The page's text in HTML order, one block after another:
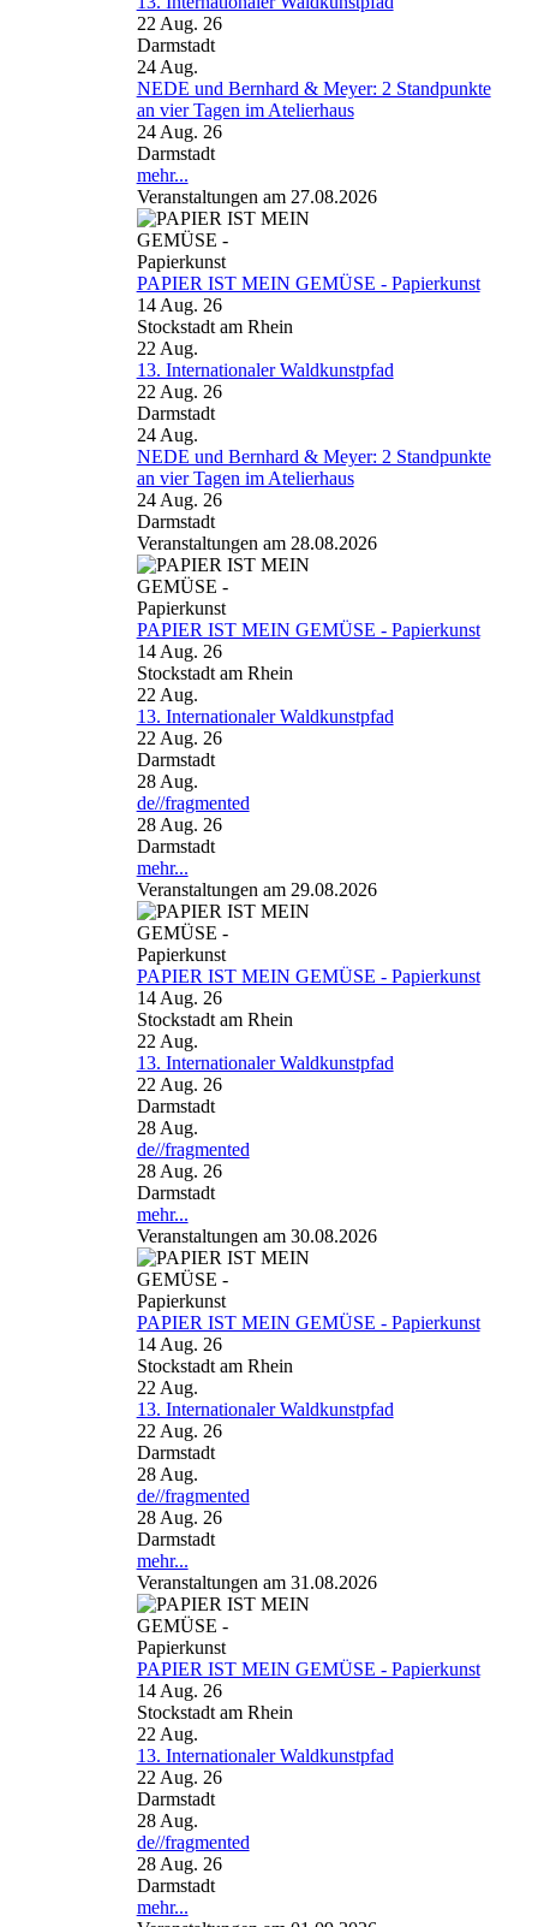
22 Aug. 26
Darmstadt
24 Aug.
NEDE und Bernhard & Meyer: 2 Standpunkte
an vier Tagen im Atelierhaus
24 Aug. 26
Darmstadt
mehr...
Veranstaltungen am 27.08.2026
PAPIER IST MEIN GEMÜSE - Papierkunst
14 Aug. 26
Stockstadt am Rhein
22 Aug.
13. Internationaler Waldkunstpfad
22 Aug. 26
Darmstadt
24 Aug.
NEDE und Bernhard & Meyer: 2 Standpunkte
an vier Tagen im Atelierhaus
24 Aug. 26
Darmstadt
Veranstaltungen am 28.08.2026
PAPIER IST MEIN GEMÜSE - Papierkunst
14 Aug. 26
Stockstadt am Rhein
22 Aug.
13. Internationaler Waldkunstpfad
22 Aug. 26
Darmstadt
28 Aug.
de//fragmented
28 Aug. 26
Darmstadt
mehr...
Veranstaltungen am 29.08.2026
PAPIER IST MEIN GEMÜSE - Papierkunst
14 Aug. 26
Stockstadt am Rhein
22 Aug.
13. Internationaler Waldkunstpfad
22 Aug. 26
Darmstadt
28 Aug.
de//fragmented
28 Aug. 26
Darmstadt
mehr...
Veranstaltungen am 30.08.2026
PAPIER IST MEIN GEMÜSE - Papierkunst
14 Aug. 26
Stockstadt am Rhein
22 Aug.
13. Internationaler Waldkunstpfad
22 Aug. 26
Darmstadt
28 Aug.
de//fragmented
28 Aug. 26
Darmstadt
mehr...
Veranstaltungen am 31.08.2026
PAPIER IST MEIN GEMÜSE - Papierkunst
14 Aug. 26
Stockstadt am Rhein
22 Aug.
13. Internationaler Waldkunstpfad
22 Aug. 26
Darmstadt
28 Aug.
de//fragmented
28 Aug. 26
Darmstadt
mehr...